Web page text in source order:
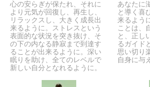
心の安らぎが保たれ、それに
より元気が回復し、再生し、
リラックスし、大きく成長出
来るように。ストレスという
表面的な状況を突き抜け、そ
の下の内なる静寂まで到達す
ることが出来るように。深い
眠りを助け、全てのレベルで
新しい自分となれるように。
あなたに
と導く喜
来るよう
ことは、
と、正し
るガイド
思い切り
自身に与